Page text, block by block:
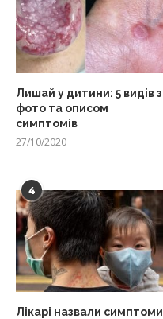
Лишай у дитини: 5 видів з
фото та описом
симптомів
27/10/2020
4
Лікарі назвали симптоми